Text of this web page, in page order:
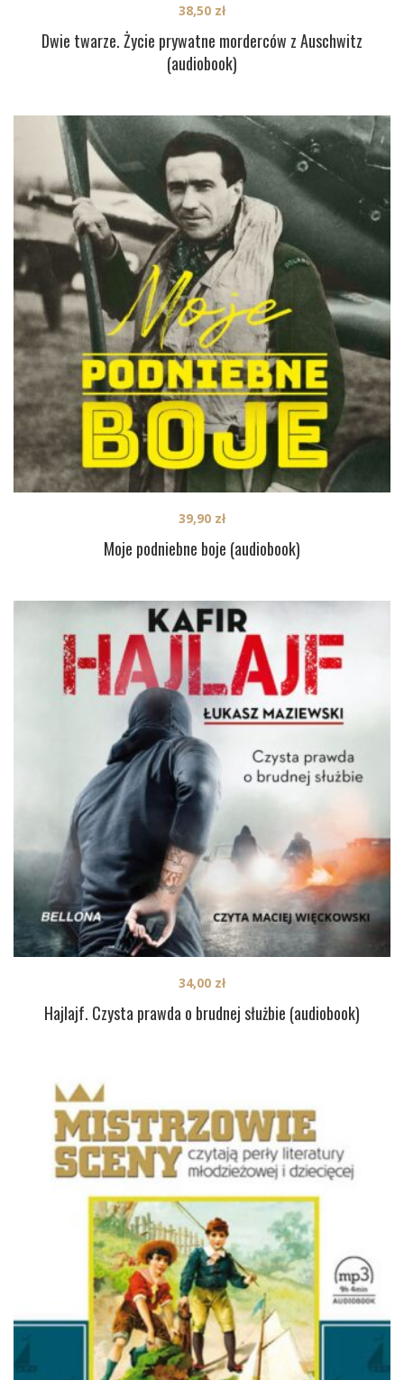
Dwie twarze. Życie prywatne morderców z Auschwitz
(audiobook)
38,50 zł
Moje podniebne boje (audiobook)
39,90 zł
Hajlajf. Czysta prawda o brudnej służbie (audiobook)
34,00 zł